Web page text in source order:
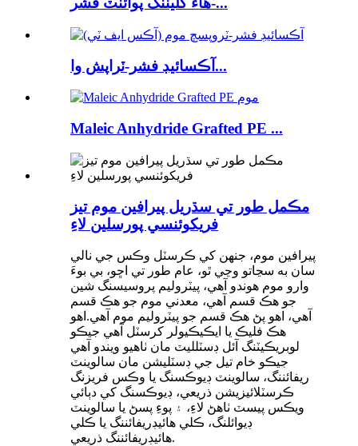
آڪسائيڊ فشر-ٽراپش وا...
Maleic Anhydride Grafted PE ...
مڪمل طور تي سڌريل پيرافين موم تيز
فريکوئنسي پورسلين لاءِ
پيرافين موم، جنهن کي ڪرسٽل وڪس جي نالي
سان به سڃاتو وڃي ٿو، عام طور تي اڇو، بي بوءَ
وارو موم هوندو آهي، پيٽروليم پروسيسنگ شين
جو هڪ قسم آهي، معدني موم جو هڪ قسم
آهي، اهو پڻ هڪ قسم جو پيٽروليم موم آهي.اهو
هڪ فليڪ يا ايڪيڪيولر کرسٽل آهي جيڪو
لوبريڪيٽنگ آئل ڊسٽلليٽ مان ٺاهيو ويندو آهي
جيڪو خام تيل جي ڊسٽليشن مان سالوينٽ
ريفائننگ، سالوينٽ ڊيوڪسنگ يا وڪس فريزنگ
ڪرسٽلائيزيشن ذريعي، ڊيوڪسنگ کي دٻائي
ويڪس پيسٽ ٺاهڻ لاءِ، ۽ پوءِ پسڻ يا سالوينٽ
ڊيوائلنگ، ڪلي هائيڊريفائننگ يا ڪلي
هائيڊريفائننگ ذريعي.